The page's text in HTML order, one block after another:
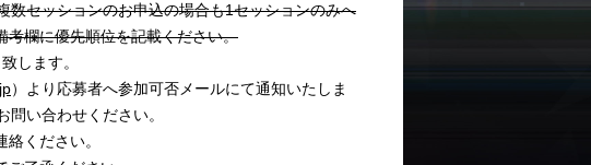
セッションのお申込の場合も1セッションのみへ
考欄に優先順位を記載ください。
します。
）より応募者へ参加可否メールにて通知いたしま
い合わせください。
ください。